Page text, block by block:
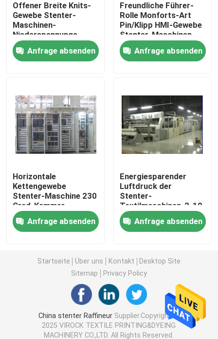
Nachrichten
Fordern Sie ein Zitat
Hitzeeinstellung stenter
Heißluft Stenter-Maschine
Gewebe-stenter Maschine
Gewebe stenter Maschine
Rotationsdruck-Maschine
Schleifen-Dampfer-Maschine
Entspannen Sie sich trockenere Maschine
Offener Breite Knits-
Gewebe Stenter-
Maschinen-
Niederspannungs-
Entwurf
einzeln/Doppelt-
Antrieb
Anfrage absenden
Freundliche Führer-
Rolle Monforts-Art
Pin/Klipp HMI-Gewebe
Stenter-Maschinen-
125mm
Anfrage absenden
Horizontale
Kettengewebe
Stenter-Maschine 230
Grad-Kammer-
Betriebstemperatur
Anfrage absenden
Energiesparender
Luftdruck der
Stenter-
Textilmaschinen-2-10
der Kammer-0.5mpa
Anfrage absenden
Startseite Über uns Kontakt
Desktop Site
Sitemap
Privacy Policy
China stenter Raffineur Supplier.Copyright ©
2025 VIROCK TEXTILE PRINTING&DYEING
MACHINERY CO.,LTD. All Rights Reserved.